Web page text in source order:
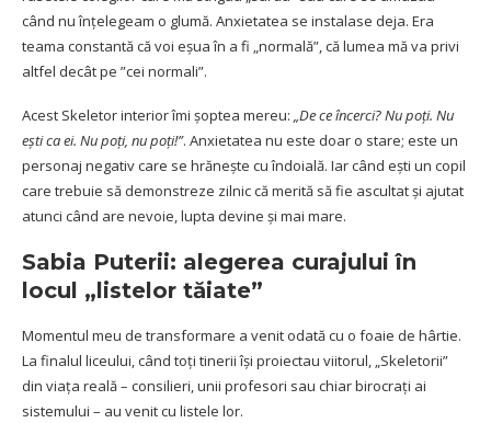
când nu înțelegeam o glumă. Anxietatea se instalase deja. Era
teama constantă că voi eșua în a fi „normală”, că lumea mă va privi
altfel decât pe ”cei normali”.
Acest Skeletor interior îmi șoptea mereu: „De ce încerci? Nu poți. Nu
ești ca ei. Nu poți, nu poți!”. Anxietatea nu este doar o stare; este un
personaj negativ care se hrănește cu îndoială. Iar când ești un copil
care trebuie să demonstreze zilnic că merită să fie ascultat și ajutat
atunci când are nevoie, lupta devine și mai mare.
Sabia Puterii: alegerea curajului în
locul „listelor tăiate”
Momentul meu de transformare a venit odată cu o foaie de hârtie.
La finalul liceului, când toți tinerii își proiectau viitorul, „Skeletorii”
din viața reală – consilieri, unii profesori sau chiar birocrați ai
sistemului – au venit cu listele lor.